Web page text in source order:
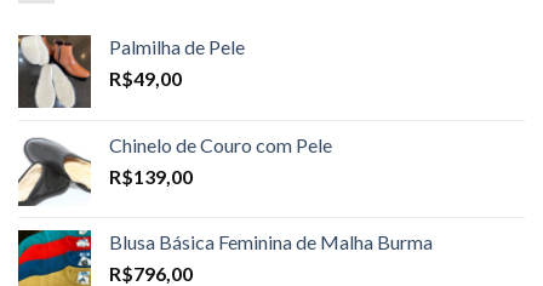
Palmilha de Pele
R$49,00
Chinelo de Couro com Pele
R$139,00
Blusa Básica Feminina de Malha Burma
R$796,00